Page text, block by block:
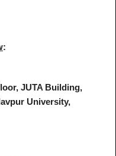
:
JUTA Building,
University,